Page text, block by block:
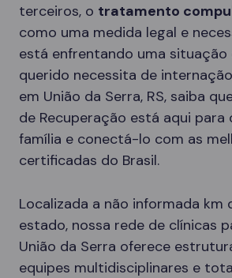
terceiros, o tratamento
como uma medida legal e
está enfrentando uma situação
querido necessita de
em União da Serra, RS, saiba
de Recuperação está aqui para
família e conectá-lo com as
certificadas do Brasil.
Localizada a não informada km
estado, nossa rede de clínicas
União da Serra oferece
equipes multidisciplinares e